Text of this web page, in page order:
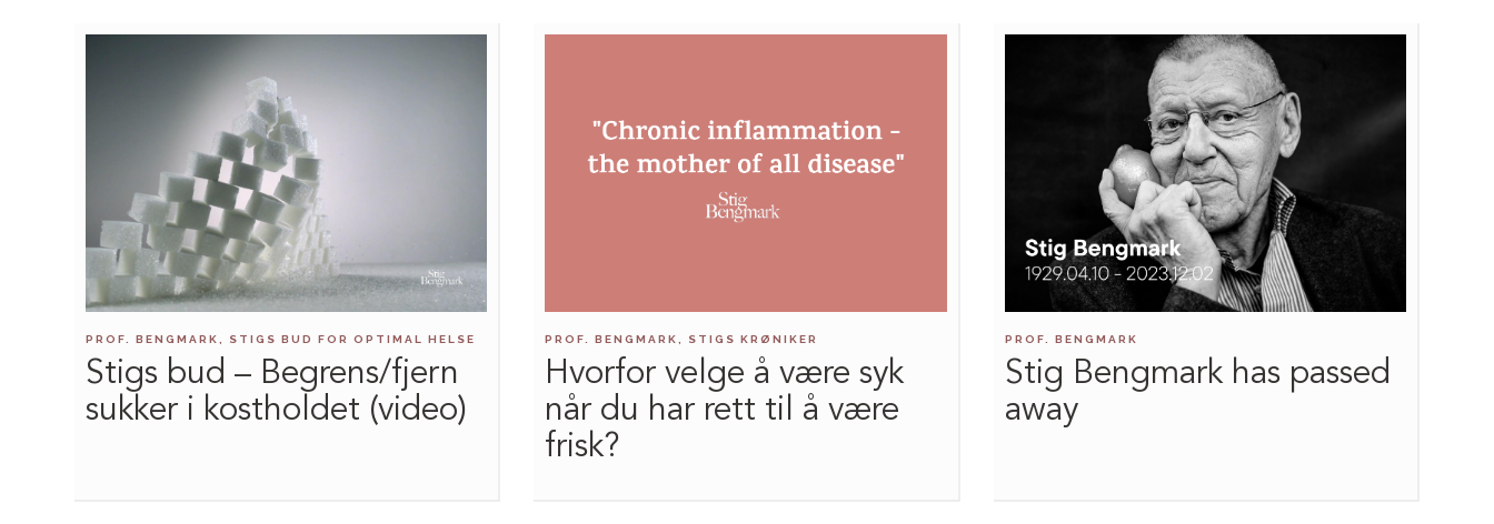
PROF. BENGMARK, STIGS BUD FOR OPTIMAL HELSE
Stigs bud – Begrens/fjern
sukker i kostholdet (video)
PROF. BENGMARK, STIGS KRØNIKER
Hvorfor velge å være syk
når du har rett til å være
frisk?
PROF. BENGMARK
Stig Bengmark has passed
away